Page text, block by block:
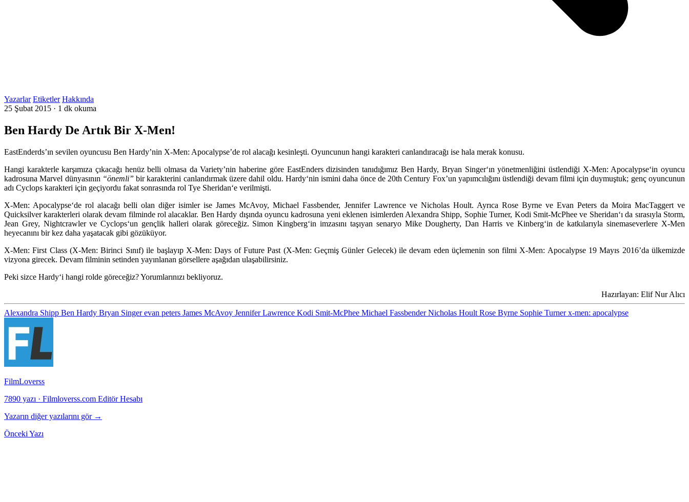
Yazarlar Etiketler Hakkında
25 Şubat 2015 · 1 dk okuma
Ben Hardy De Artık Bir X-Men!
EastEnderds’ın sevilen oyuncusu Ben Hardy’nin X-Men: Apocalypse’de rol alacağı kesinleşti. Oyuncunun hangi karakteri canlandıracağı ise hala merak konusu.
Hangi karakterle karşımıza çıkacağı henüz belli olmasa da Variety’nin haberine göre EastEndersdizisinden tanıdığımız Ben Hardy, Bryan Singer‘ın yönetmenliğini üstlendiği X-Men: Apocalypse‘in oyuncu
kadrosunaMarvel dünyasının “önemli” bir karakterini canlandırmak üzere dahil oldu. Hardy‘nin ismini daha önce de 20th Century Fox’un yapımcılığını üstlendiği devam filmi için duymuştuk; genç oyuncunun
adı Cyclops karakteri için geçiyordu fakat sonrasında rol Tye Sheridan‘e verilmişti.
X-Men: Apocalypse‘de rol alacağı belli olan diğer isimler iseJames McAvoy,Michael Fassbender, Jennifer Lawrenceve Nicholas Hoult. Ayrıca Rose Byrne ve Evan PetersdaMoira MacTaggert ve
Quicksilverkarakterleri olarak devam filminde rol alacaklar. Ben Hardy dışında oyuncu kadrosuna yeni eklenen isimlerden Alexandra Shipp, Sophie Turner, Kodi Smit-McPhee ve Sheridan‘ı da sırasıyla Storm,
Jean Grey, Nightcrawlerve Cyclops‘un gençlik halleri olarak göreceğiz. Simon Kingberg‘in imzasını taşıyan senaryo Mike Dougherty,Dan Harris ve Kinberg‘in de katkılarıyla sinemaseverlere X-Men
heyecanını bir kez daha yaşatacak gibi gözüküyor.
X-Men: First Class (X-Men: Birinci Sınıf)ile başlayıp X-Men: Days of Future Past (X-Men: Geçmiş Günler Gelecek)ile devam eden üçlemenin son filmi X-Men: Apocalypse19 Mayıs 2016’da ülkemizde
vizyona girecek. Devam filminin setinden yayınlanan görsellere aşağıdan ulaşabilirsiniz.
Peki sizce Hardy‘i hangi rolde göreceğiz? Yorumlarınızı bekliyoruz.
Hazırlayan: Elif Nur Alıcı
Alexandra Shipp Ben Hardy Bryan Singerevan peters James McAvoy Jennifer Lawrence Kodi Smit-McPhee Michael FassbenderNicholas Hoult Rose Byrne Sophie Turnerx-men: apocalypse
FilmLoverss
7890 yazı · Filmloverss.com Editör Hesabı
Yazarın diğer yazılarını gör →
Önceki Yazı